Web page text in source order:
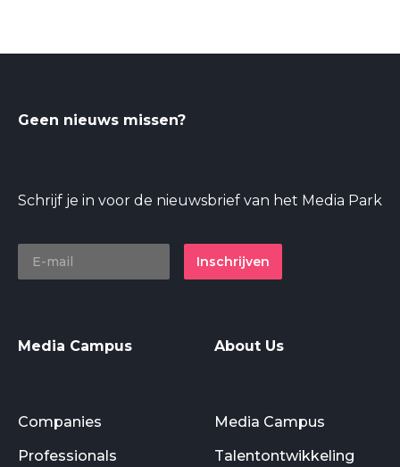
Geen nieuws missen?
Schrijf je in voor de nieuwsbrief van het Media Park
Inschrijven
Media Campus
Companies
Professionals
About Us
Media Campus
Talentontwikkeling